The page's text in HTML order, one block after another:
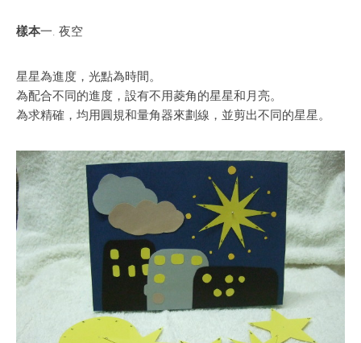
樣本一. 夜空
星星為進度，光點為時間。
為配合不同的進度，設有不用菱角的星星和月亮。
為求精確，均用圓規和量角器來劃線，並剪出不同的星星。